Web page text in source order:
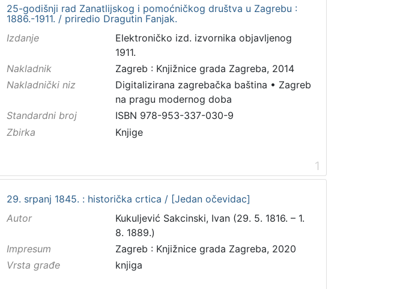
25-godišnji rad Zanatlijskog i pomoćničkog društva u Zagrebu :
1886.-1911. / priredio Dragutin Fanjak.
Izdanje
Elektroničko izd. izvornika objavljenog
1911.
Nakladnik
Zagreb : Knjižnice grada Zagreba, 2014
Nakladnički niz
Digitalizirana zagrebačka baština • Zagreb
na pragu modernog doba
Standardni broj
ISBN 978-953-337-030-9
Zbirka
Knjige
1
29. srpanj 1845. : historička crtica / [Jedan očevidac]
Autor
Kukuljević Sakcinski, Ivan (29. 5. 1816. – 1.
8. 1889.)
Impresum
Zagreb : Knjižnice grada Zagreba, 2020
Vrsta građe
knjiga